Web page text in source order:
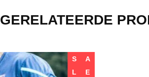
GERELATEERDE
S
A
L
E